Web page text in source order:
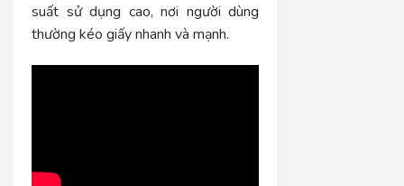
suất sử dụng cao, nơi người dùng
thường kéo giấy nhanh và mạnh.